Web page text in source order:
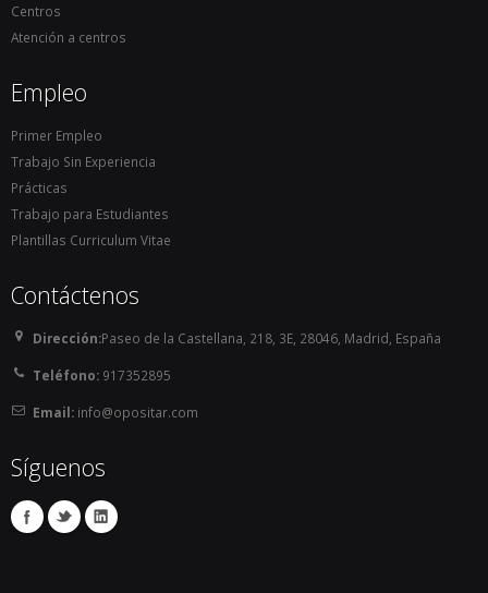
Centros
Atención a centros
Empleo
Primer Empleo
Trabajo Sin Experiencia
Prácticas
Trabajo para Estudiantes
Plantillas Curriculum Vitae
Contáctenos
Dirección:Paseo de la Castellana, 218, 3E, 28046, Madrid, España
Teléfono: 917352895
Email:info@opositar.com
Síguenos